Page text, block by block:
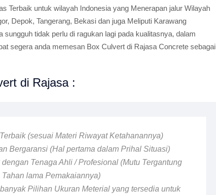
Terbaik untuk wilayah Indonesia yang Menerapan jalur Wilayah
Depok, Tangerang, Bekasi dan juga Meliputi Karawang
sungguh tidak perlu di ragukan lagi pada kualitasnya, dalam
segera anda memesan Box Culvert di Rajasa Concrete sebagai
di Rajasa :
(sesuai Materi Riwayat Ketahanannya)
Bergaransi (Hal pertama dalam Prihal Situasi)
Tenaga Ahli / Profesional (Mutu Tergantung
lama Pemakaiannya)
Pilihan Ukuran Meterial yang tersedia untuk